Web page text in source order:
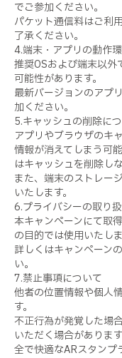
でご参加ください。
パケット通信料はご利
了承ください。
4.端末・アプリの動作
推奨OSおよび端末以
可能性があります。
最新バージョンのアプ
加ください。
5.キャッシュの削除につ
アプリやブラウザのキ
情報が消えてしまう可
はキャッシュを削除し
また、端末のストレー
いたします。
6.プライバシーの取り
本キャンペーンにて取
の目的では使用いたしま
詳しくはキャンペーン
い。
7.禁止事項について
他者の位置情報や個人
す。
不正行為が発覚した場
いただく場合がありま
全で快適なARスタンプ